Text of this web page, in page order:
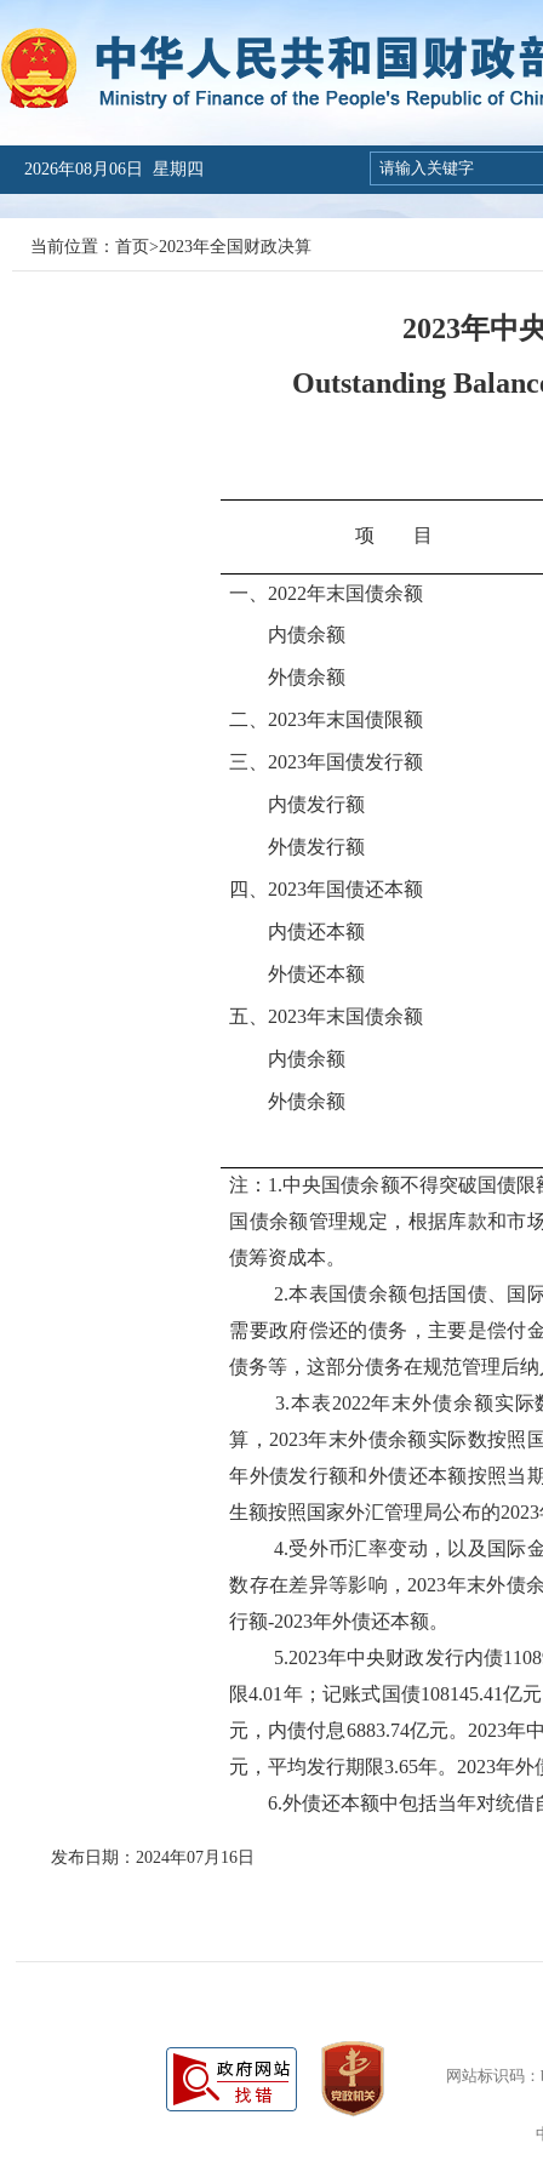
2026年08月06日 星期四
当前位置： 首页>2023年全国财政决算
2023年中
Outstanding
项 目
一、2022年末国债余额
内债余额
外债余额
二、2023年末国债限额
三、2023年国债发行额
内债发行额
外债发行额
四、2023年国债还本额
内债还本额
外债还本额
五、2023年末国债余额
内债余额
外债余额
注：1.中央国债余额不得突破国债
国债余额管理规定，根据库款和市
债筹资成本。
2.本表国债余额包括国债、国
需要政府偿还的债务，主要是偿付
债务等，这部分债务在规范管理后
3.本表2022年末外债余额实
算，2023年末外债余额实际数按照
年外债发行额和外债还本额按照当
生额按照国家外汇管理局公布的
4.受外币汇率变动，以及国际
数存在差异等影响，2023年末外债
行额-2023年外债还本额。
5.2023年中央财政发行内债
限4.01年；记账式国债108145.41亿
元，内债付息6883.74亿元。 2023年
元，平均发行期限3.65年。2023年
6.外债还本额中包括当年对统
发布日期：2024年07月16日
网站标识码